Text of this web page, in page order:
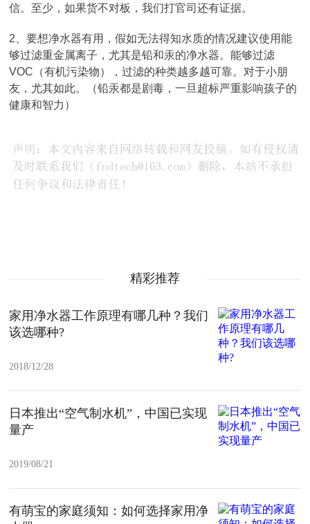
信。至少，如果货不对板，我们打官司还有证据。
2、要想净水器有用，假如无法得知水质的情况建议使用能
够过滤重金属离子，尤其是铅和汞的净水器。能够过滤
VOC（有机污染物），过滤的种类越多越可靠。对于小朋
友，尤其如此。（铅汞都是剧毒，一旦超标严重影响孩子的
健康和智力）
精彩推荐
家用净水器工作原理有哪几种？我们
该选哪种?
2018/12/28
日本推出“空气制水机”，中国已实现
量产
2019/08/21
有萌宝的家庭须知：如何选择家用净